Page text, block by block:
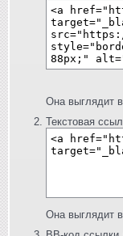
Она выглядит
Текстовая
Она выглядит